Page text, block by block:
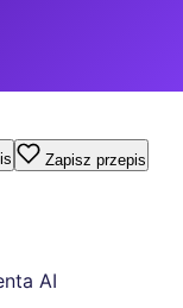
Zapisz przepis
AI